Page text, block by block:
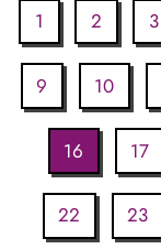
1 2 3
9 10
16 17
22 23